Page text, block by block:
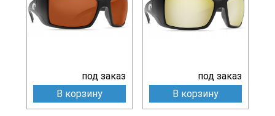
под заказ
В корзину
под заказ
В корзину